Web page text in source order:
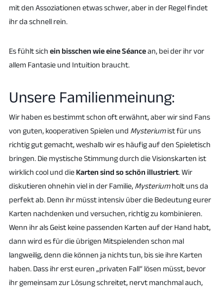
mit den Assoziationen etwas schwer, aber in der Regel findet
ihr da schnell rein.
Es fühlt sich ein bisschen wie eine Séancean, bei der ihr vor
allem Fantasie und Intuition braucht.
Unsere Familienmeinung:
Wir haben es bestimmt schon oft erwähnt, aber wir sind Fans
von guten, kooperativen Spielen und Mysteriumist für uns
richtig gut gemacht, weshalb wir es häufig auf den Spieletisch
bringen. Die mystische Stimmung durch die Visionskarten ist
wirklich cool und die Karten sind so schön illustriert. Wir
diskutieren ohnehin viel in der Familie, Mysteriumholt uns da
perfekt ab. Denn ihr müsst intensiv über die Bedeutung eurer
Karten nachdenken und versuchen, richtig zu kombinieren.
Wenn ihr als Geist keine passenden Karten auf der Hand habt,
dann wird es für die übrigen Mitspielenden schon mal
langweilig, denn die können ja nichts tun, bis sie ihre Karten
haben. Dass ihr erst euren „privaten Fall“ lösen müsst, bevor
ihr gemeinsam zur Lösung schreitet, nervt manchmal auch,